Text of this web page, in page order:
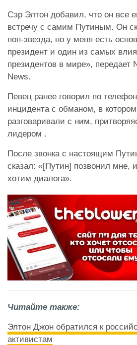
Сэр Элтон добавил, что он все
встречу с самим Путиным. Он
поп-звезда, но у меня есть
президент и один из самых
президентов в мире», передает
News.
Певец ранее говорил по
инцидента с обманом, в
разговаривали с ним,
лидером .
После звонка с настоящим
сказал: «[Путин] позвонил мне,
хотим диалога».
Читайте также:
Элтон Джон обратился к
активистам